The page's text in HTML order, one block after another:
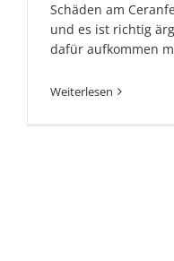
Schäden am
und es ist richtig
dafür aufkommen
Weiterlesen